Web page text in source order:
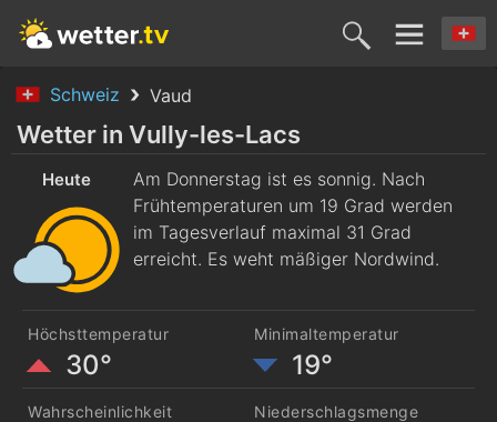
Schweiz Vaud
Heute
6. Aug.
Morgen
7. Aug.
Samstag
8. Aug. 9. Aug.
Wetter in Vully-les-Lacs
Heute
Am Donnerstag ist es sonnig. Nach
Frühtemperaturen um 19 Grad werden
im Tagesverlauf maximal 31 Grad
erreicht. Es weht mäßiger Nordwind.
Höchsttemperatur
30°
Minimaltemperatur
19°
Wahrscheinlichkeit Niederschlagsmenge